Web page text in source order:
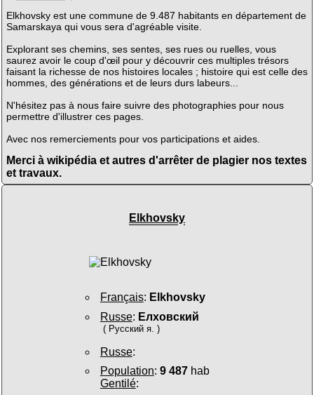
Elkhovsky est une commune de 9.487 habitants en département de
Samarskaya qui vous sera d'agréable visite.
Explorant ses chemins, ses sentes, ses rues ou ruelles, vous
saurez avoir le coup d'œil pour y découvrir ces multiples trésors
faisant la richesse de nos histoires locales ; histoire qui est celle des
hommes, des générations et de leurs durs labeurs...
N'hésitez pas à nous faire suivre des photographies pour nous
permettre d'illustrer ces pages.
Avec nos remerciements pour vos participations et aides.
Merci à wikipédia et autres d'arrêter de plagier nos textes
et travaux.
Elkhovsky
Français: Elkhovsky
Russe: Елховский
( Русский я. )
Russe:
Population: 9 487hab
Gentilé: